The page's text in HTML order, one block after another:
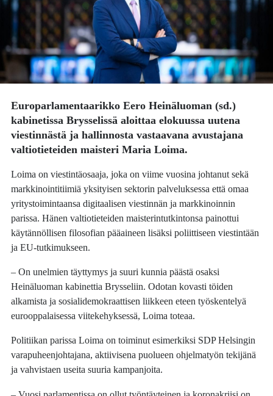
EuroparlamentaarikkoEero Heinäluoman (sd.)
kabinetissa Brysselissä aloittaa elokuussa uutena
viestinnästä ja hallinnosta vastaavana avustajana
valtiotieteiden maisteriMaria Loima.
Loima on viestintäosaaja, joka on viime vuosina johtanut sekä
markkinointitiimiä yksityisen sektorin palveluksessa että omaa
yritystoimintaansa digitaalisen viestinnän ja markkinoinnin
parissa. Hänen valtiotieteiden maisterintutkintonsa painottui
käytännöllisen filosofian pääaineen lisäksi poliittiseen viestintään
ja EU-tutkimukseen.
– On unelmien täyttymys ja suuri kunnia päästä osaksi
Heinäluoman kabinettia Brysseliin. Odotan kovasti töiden
alkamista ja sosialidemokraattisen liikkeen eteen työskentelyä
eurooppalaisessa viitekehyksessä, Loima toteaa.
Politiikan parissa Loima on toiminut esimerkiksi SDP Helsingin
varapuheenjohtajana, aktiivisena puolueen ohjelmatyön tekijänä
ja vahvistaen useita suuria kampanjoita.